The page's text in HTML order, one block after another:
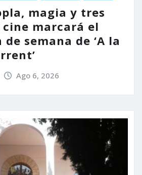
magia y tres
cine marcará el
semana de ‘A la
Ago 6, 2026